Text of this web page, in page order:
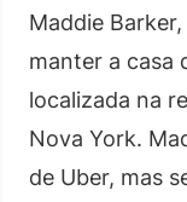
Maddie
manter a casa
localizada na
Nova York.
de Uber, mas